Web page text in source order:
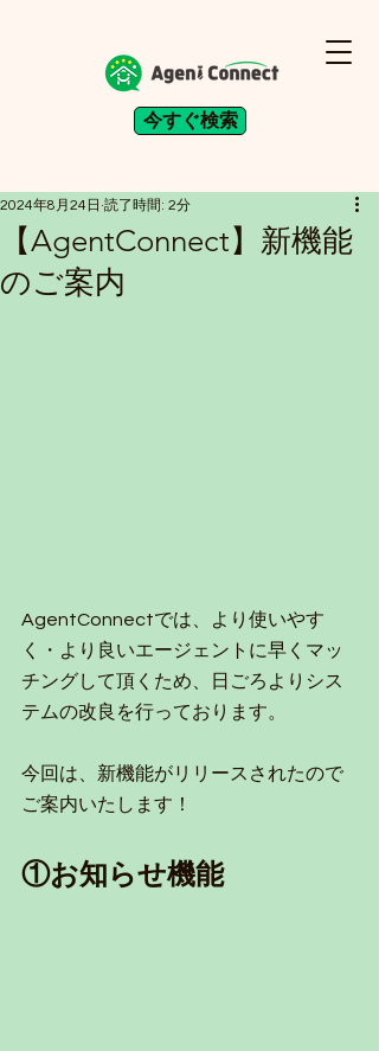
今すぐ検索
【AgentConnect】新機能
のご案内
2024年8月24日 読了時間: 2分
AgentConnectでは、より使いやす
く・より良いエージェントに早くマッ
チングして頂くため、日ごろよりシス
テムの改良を行っております。
今回は、新機能がリリースされたので
ご案内いたします！
①お知らせ機能